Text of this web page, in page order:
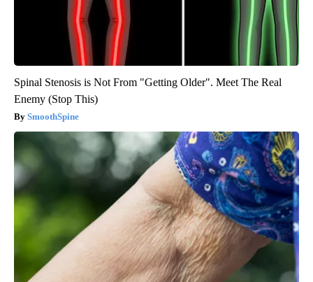
Spinal Stenosis is Not From "Getting Older". Meet The Real
Enemy (Stop This)
SmoothSpine